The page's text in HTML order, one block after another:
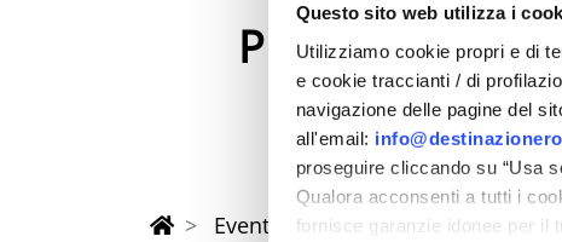
Questo sito web utilizza i
Utilizziamo cookie propri e di
e cookie traccianti / di
navigazione delle pagine del
all'email:
proseguire cliccando su “Usa
Qualora acconsenti a tutti i
fornisce garanzie idonee per il
Printemps 2025
dans la province de Rimini
Eventi di Primavera Riviera Rimini